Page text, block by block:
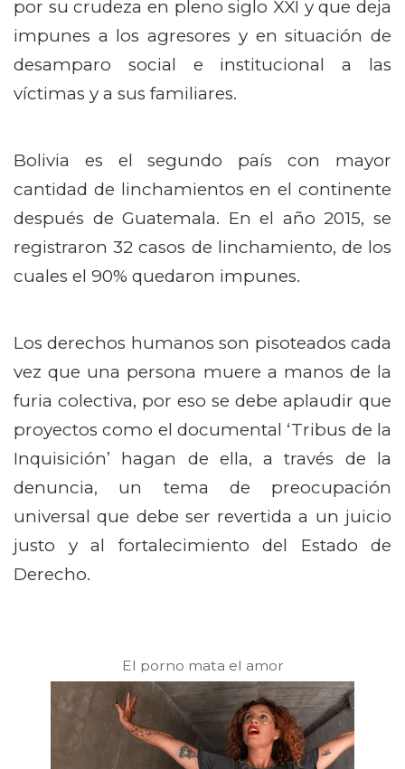
por su crudeza en pleno siglo XXI y que deja
impunes a los agresores y en situación de
desamparo social e institucional a las
víctimas y a sus familiares.
Bolivia es el segundo país con mayor
cantidad de linchamientos en el continente
después de Guatemala. En el año 2015, se
registraron 32 casos de linchamiento, de los
cuales el 90% quedaron impunes.
Los derechos humanos son pisoteados cada
vez que una persona muere a manos de la
furia colectiva, por eso se debe aplaudir que
proyectos como el documental ‘Tribus de la
Inquisición’ hagan de ella, a través de la
denuncia, un tema de preocupación
universal que debe ser revertida a un juicio
justo y al fortalecimiento del Estado de
Derecho.
El porno mata el amor